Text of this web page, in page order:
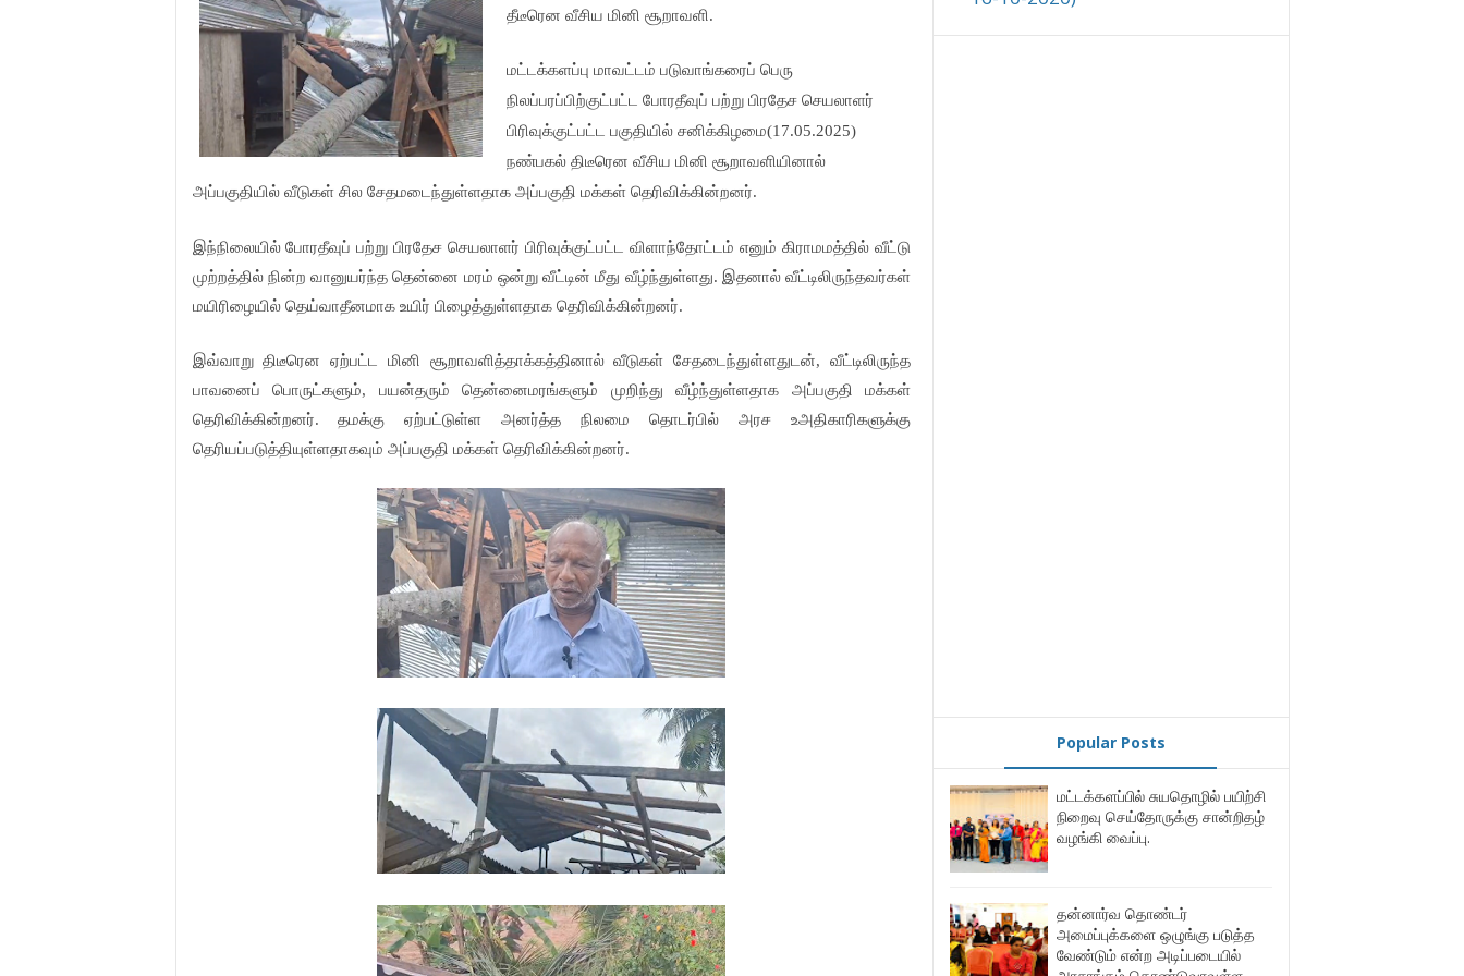
தீடீரென வீசிய மினி சூறாவளி.
மட்டக்களப்பு மாவட்டம் படுவாங்கரைப் பெரு
நிலப்பரப்பிற்குட்பட்ட போரதீவுப் பற்று பிரதேச செயலாளர்
பிரிவுக்குட்பட்ட பகுதியில் சனிக்கிழமை(17.05.2025)
நண்பகல் திடீரென வீசிய மினி சூறாவளியினால்
அப்பகுதியில் வீடுகள் சில சேதமடைந்துள்ளதாக அப்பகுதி மக்கள் தெரிவிக்கின்றனர்.
இந்நிலையில் போரதீவுப் பற்று பிரதேச செயலாளர் பிரிவுக்குட்பட்ட விளாந்தோட்டம் எனும் கிராமமத்தில் வீட்டு
முற்றத்தில் நின்ற வானுயர்ந்த தென்னை மரம் ஒன்று வீட்டின் மீது வீழ்ந்துள்ளது. இதனால் வீட்டிலிருந்தவர்கள்
மயிரிழையில் தெய்வாதீனமாக உயிர் பிழைத்துள்ளதாக தெரிவிக்கின்றனர்.
இவ்வாறு திடீரென ஏற்பட்ட மினி சூறாவளித்தாக்கத்தினால் வீடுகள் சேதடைந்துள்ளதுடன், வீட்டிலிருந்த
பாவனைப் பொருட்களும், பயன்தரும் தென்னைமரங்களும் முறிந்து வீழ்ந்துள்ளதாக அப்பகுதி மக்கள்
தெரிவிக்கின்றனர். தமக்கு ஏற்பட்டுள்ள அனர்த்த நிலமை தொடர்பில் அரச உஅதிகாரிகளுக்கு
தெரியப்படுத்தியுள்ளதாகவும் அப்பகுதி மக்கள் தெரிவிக்கின்றனர்.
Popular Posts
மட்டக்களப்பில் சுயதொழில் பயிற்சி
நிறைவு செய்தோருக்கு சான்றிதழ்
வழங்கி வைப்பு.
தன்னார்வ தொண்டர்
அமைப்புக்களை ஒழுங்கு படுத்த
வேண்டும் என்ற அடிப்படையில்